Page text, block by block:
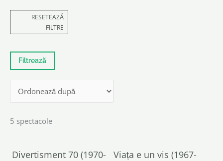
RESETEAZĂ
FILTRE
5 spectacole
Divertisment 70 (1970-
Viața e un vis (1967-